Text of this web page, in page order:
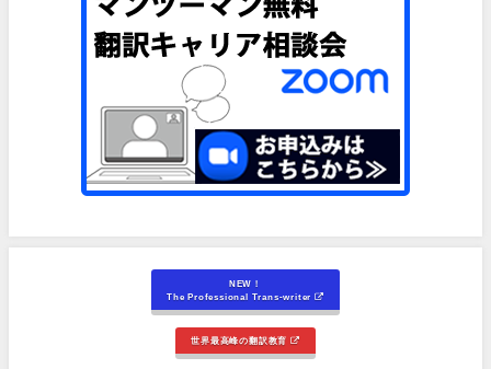
NEW！
The Professional Trans-writer
世界最高峰の翻訳教育